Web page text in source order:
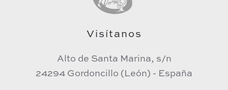
Visítanos
Alto de Santa Marina, s/n
24294 Gordoncillo (León) - España